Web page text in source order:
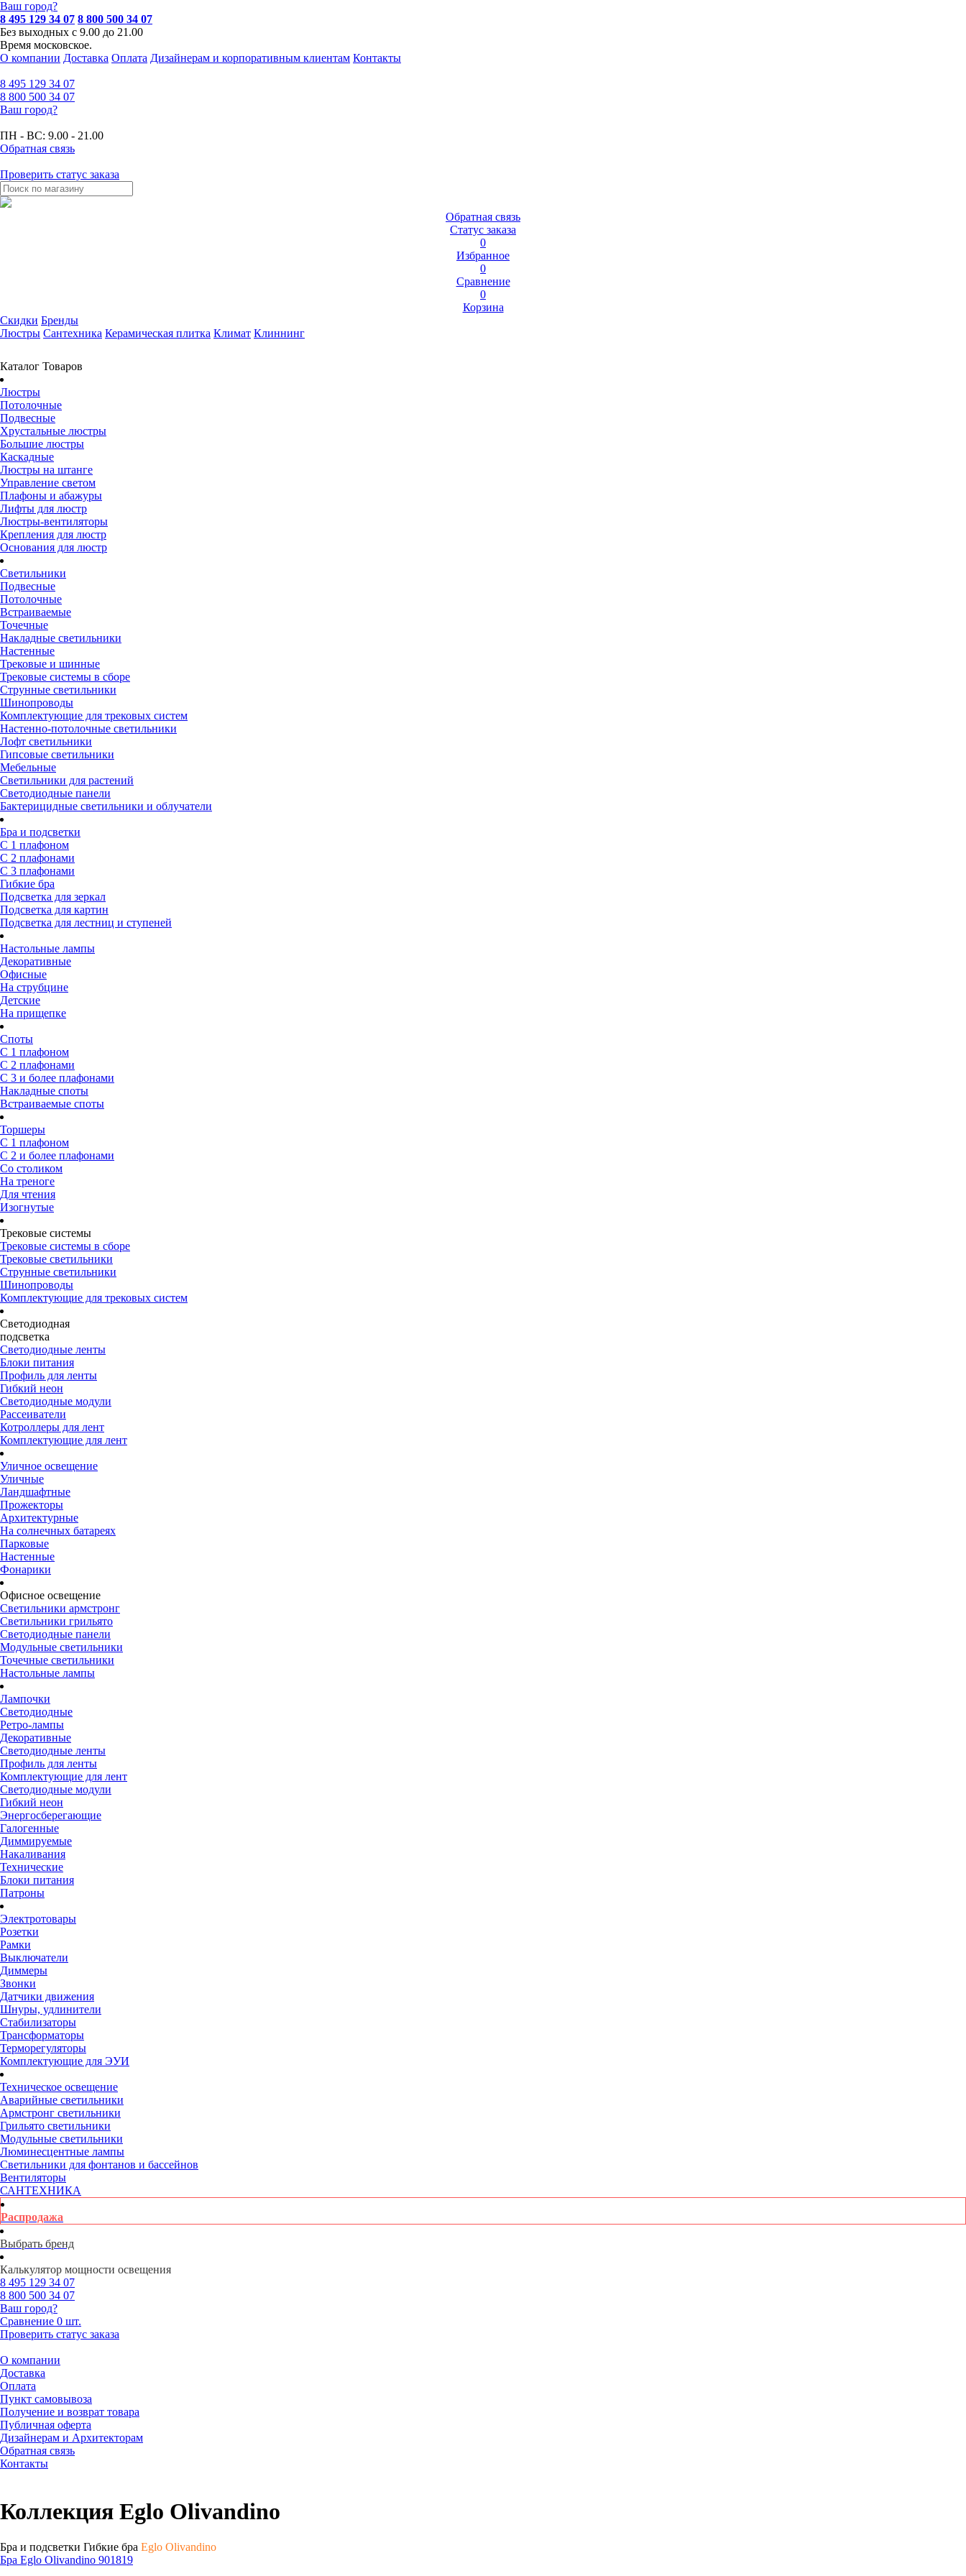
Ваш город?
8 495 129 34 07 8 800 500 34 07
Без выходных с 9.00 до 21.00
Время московское.
О компании Доставка Оплата Дизайнерам и корпоративным клиентам Контакты
8 495 129 34 07
8 800 500 34 07
Ваш город?
ПН - ВС: 9.00 - 21.00
Обратная связь
Проверить статус заказа
Обратная связь
Статус заказа
0
Избранное
0
Сравнение
0
Корзина
Скидки Бренды
Люстры Сантехника Керамическая плитка Климат Клиннинг
Каталог Товаров
Люстры
Потолочные
Подвесные
Хрустальные люстры
Большие люстры
Каскадные
Люстры на штанге
Управление светом
Плафоны и абажуры
Лифты для люстр
Люстры-вентиляторы
Крепления для люстр
Основания для люстр
Светильники
Подвесные
Потолочные
Встраиваемые
Точечные
Накладные светильники
Настенные
Трековые и шинные
Трековые системы в сборе
Струнные светильники
Шинопроводы
Комплектующие для трековых систем
Настенно-потолочные светильники
Лофт светильники
Гипсовые светильники
Мебельные
Светильники для растений
Светодиодные панели
Бактерицидные светильники и облучатели
Бра и подсветки
С 1 плафоном
С 2 плафонами
С 3 плафонами
Гибкие бра
Подсветка для зеркал
Подсветка для картин
Подсветка для лестниц и ступеней
Настольные лампы
Декоративные
Офисные
На струбцине
Детские
На прищепке
Споты
С 1 плафоном
С 2 плафонами
С 3 и более плафонами
Накладные споты
Встраиваемые споты
Торшеры
С 1 плафоном
С 2 и более плафонами
Со столиком
На треноге
Для чтения
Изогнутые
Трековые системы
Трековые системы в сборе
Трековые светильники
Струнные светильники
Шинопроводы
Комплектующие для трековых систем
Светодиодная
подсветка
Светодиодные ленты
Блоки питания
Профиль для ленты
Гибкий неон
Светодиодные модули
Рассеиватели
Котроллеры для лент
Комплектующие для лент
Уличное освещение
Уличные
Ландшафтные
Прожекторы
Архитектурные
На солнечных батареях
Парковые
Настенные
Фонарики
Офисное освещение
Светильники армстронг
Светильники грильято
Светодиодные панели
Модульные светильники
Точечные светильники
Настольные лампы
Лампочки
Светодиодные
Ретро-лампы
Декоративные
Светодиодные ленты
Профиль для ленты
Комплектующие для лент
Светодиодные модули
Гибкий неон
Энергосберегающие
Галогенные
Диммируемые
Накаливания
Технические
Блоки питания
Патроны
Электротовары
Розетки
Рамки
Выключатели
Диммеры
Звонки
Датчики движения
Шнуры, удлинители
Стабилизаторы
Трансформаторы
Терморегуляторы
Комплектующие для ЭУИ
Техническое освещение
Аварийные светильники
Армстронг светильники
Грильято светильники
Модульные светильники
Люминесцентные лампы
Светильники для фонтанов и бассейнов
Вентиляторы
САНТЕХНИКА
Распродажа
Выбрать бренд
Калькулятор мощности освещения
8 495 129 34 07
8 800 500 34 07
Ваш город?
Сравнение 0 шт.
Проверить статус заказа
О компании
Доставка
Оплата
Пункт самовывоза
Получение и возврат товара
Публичная оферта
Дизайнерам и Архитекторам
Обратная связь
Контакты
Коллекция Eglo Olivandino
Бра и подсветки Гибкие бра Eglo Olivandino
Бра Eglo Olivandino 901819